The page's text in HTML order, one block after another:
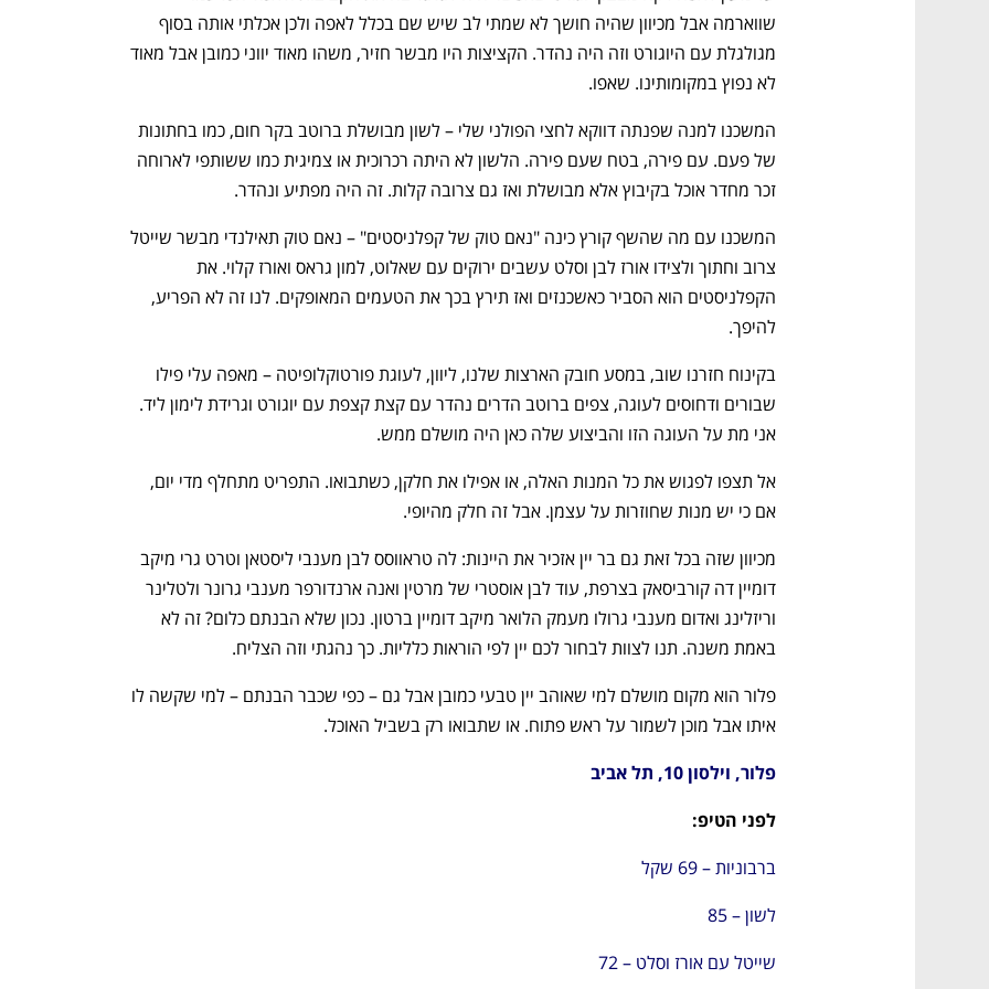
נפתח בכרטיסייה חדשה
ענף במתח גבוה
נפתח בכרטיסייה חדשה נפתח בכרטיסייה חדשה
נפתח בכרטיסייה חדשה
לא נפוץ במקומותינו. שאפו.
זכר מחדר אוכל בקיבוץ אלא מבושלת ואז גם צרובה קלות. זה היה מפתיע ונהדר.
להיפך.
אני מת על העוגה הזו והביצוע שלה כאן היה מושלם ממש.
אם כי יש מנות שחוזרות על עצמן. אבל זה חלק מהיופי.
באמת משנה. תנו לצוות לבחור לכם יין לפי הוראות כלליות. כך נהגתי וזה הצליח.
איתו אבל מוכן לשמור על ראש פתוח. או שתבואו רק בשביל האוכל.
פלור, וילסון 10, תל אביב
לפני הטיפ:
ברבוניות – 69 שקל
לשון – 85
שייטל עם אורז וסלט – 72